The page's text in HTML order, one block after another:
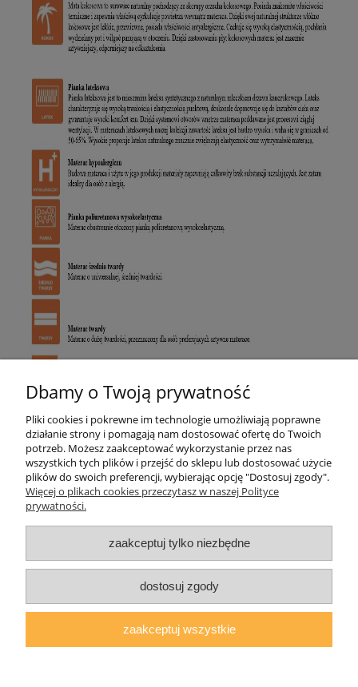
Pomoc
Moje konto
O nas
AGMAT MEBLE Mateusz Kuźmicz| ul.Zacisze 1a/3, 63-600 Kępno,
woj. wielkopolskie | E-mail:sklep@agmatmeble.plTel.:790344333|
Dbamy o Twoją prywatność
Pliki cookies i pokrewne im technologie umożliwiają poprawne
działanie strony i pomagają nam dostosować ofertę do Twoich
potrzeb. Możesz zaakceptować wykorzystanie przez nas
wszystkich tych plików i przejść do sklepu lub dostosować użycie
plików do swoich preferencji, wybierając opcję "Dostosuj zgody".
Więcej o plikach cookies przeczytasz w naszej Polityce
prywatności.
zaakceptuj tylko niezbędne
dostosuj zgody
zaakceptuj wszystkie